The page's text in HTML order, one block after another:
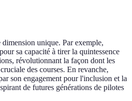
unique. Par exemple,
sa capacité à tirer la quintessence
révolutionnant la façon dont les
des courses. En revanche,
son engagement pour l'inclusion et la
de futures générations de pilotes